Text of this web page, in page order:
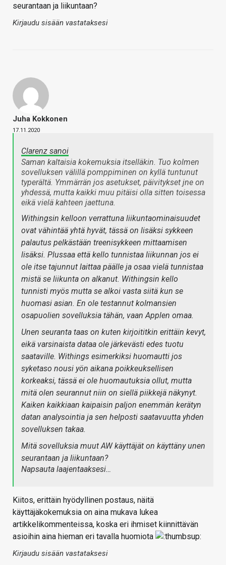
seurantaan ja liikuntaan?
Kirjaudu sisään vastataksesi
Juha Kokkonen
17.11.2020
Clarenz sanoi
Saman kaltaisia kokemuksia itselläkin. Tuo kolmen
sovelluksen välillä pomppiminen on kyllä tuntunut
typerältä. Ymmärrän jos asetukset, päivitykset jne on
yhdessä, mutta kaikki muu pitäisi olla sitten toisessa
eikä vielä kahteen jaettuna.
Withingsin kelloon verrattuna liikuntaominaisuudet
ovat vähintää yhtä hyvät, tässä on lisäksi sykkeen
palautus pelkästään treenisykkeen mittaamisen
lisäksi. Plussaa että kello tunnistaa liikunnan jos ei
ole itse tajunnut laittaa päälle ja osaa vielä tunnistaa
mistä se liikunta on alkanut. Withingsin kello
tunnisti myös mutta se alkoi vasta siitä kun se
huomasi asian. En ole testannut kolmansien
osapuolien sovelluksia tähän, vaan Applen omaa.
Unen seuranta taas on kuten kirjoititkin erittäin kevyt,
eikä varsinaista dataa ole järkevästi edes tuotu
saataville. Withings esimerkiksi huomautti jos
syketaso nousi yön aikana poikkeuksellisen
korkeaksi, tässä ei ole huomautuksia ollut, mutta
mitä olen seurannut niin on siellä piikkejä näkynyt.
Kaiken kaikkiaan kaipaisin paljon enemmän kerätyn
datan analysointia ja sen helposti saatavuutta yhden
sovelluksen takaa.
Mitä sovelluksia muut AW käyttäjät on käyttäny unen
seurantaan ja liikuntaan?
Napsauta laajentaaksesi…
Kiitos, erittäin hyödyllinen postaus, näitä
käyttäjäkokemuksia on aina mukava lukea
artikkelikommenteissa, koska eri ihmiset kiinnittävän
asioihin aina hieman eri tavalla huomiota
Kirjaudu sisään vastataksesi